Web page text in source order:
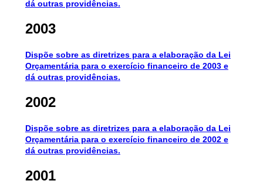
dá outras providências.
2003
Dispõe sobre as diretrizes para a elaboração da Lei
Orçamentária para o exercício financeiro de 2003 e
dá outras providências.
2002
Dispõe sobre as diretrizes para a elaboração da Lei
Orçamentária para o exercício financeiro de 2002 e
dá outras providências.
2001